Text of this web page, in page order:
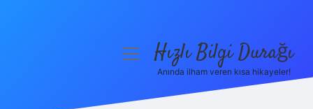
menüyüHızlı Bilgi Durağı
Anında ilham veren kısa hikayeler!